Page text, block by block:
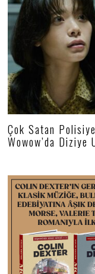
Çok Satan
Wowow’da Diziye